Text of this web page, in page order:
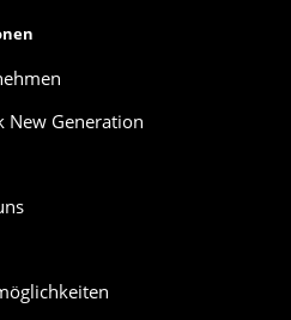
New Generation